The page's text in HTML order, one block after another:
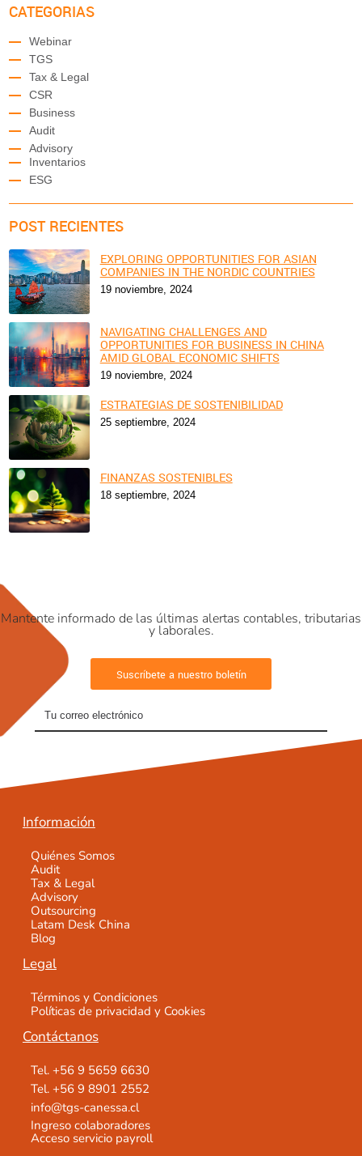
CATEGORIAS
Webinar
TGS
Tax & Legal
CSR
Business
Audit
Advisory
Inventarios
ESG
POST RECIENTES
EXPLORING OPPORTUNITIES FOR ASIAN
COMPANIES IN THE NORDIC COUNTRIES
19 noviembre, 2024
NAVIGATING CHALLENGES AND
OPPORTUNITIES FOR BUSINESS IN CHINA
AMID GLOBAL ECONOMIC SHIFTS
19 noviembre, 2024
ESTRATEGIAS DE SOSTENIBILIDAD
25 septiembre, 2024
FINANZAS SOSTENIBLES
18 septiembre, 2024
Mantente informado de las últimas alertas contables, tributarias
y laborales.
Información
Quiénes Somos
Audit
Tax & Legal
Advisory
Outsourcing
Latam Desk China
Blog
Legal
Términos y Condiciones
Políticas de privacidad y Cookies
Contáctanos
Tel. +56 9 5659 6630
Tel. +56 9 8901 2552
info@tgs-canessa.cl
Ingreso colaboradores
Acceso servicio payroll